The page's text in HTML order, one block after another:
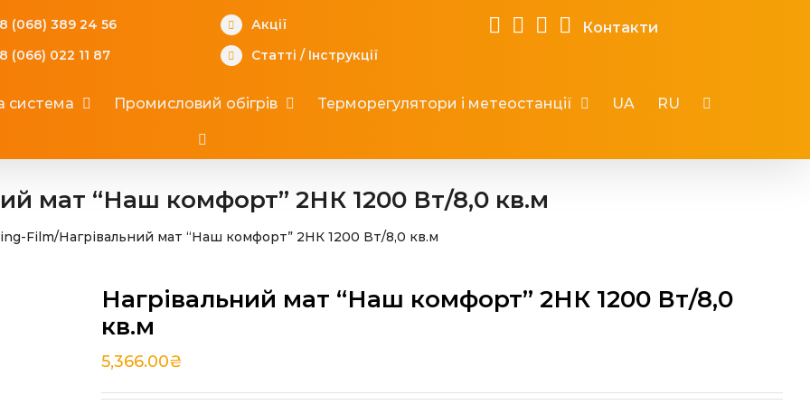
(068) 389 24 56
(066) 022 11 87
Акції
Статті / Інструкції
Контакти
система Промисловий обігрів Терморегулятори і метеостанції UA RU
мат “Наш комфорт” 2НК 1200 Вт/8,0 кв.м
Film/Нагрівальний мат “Наш комфорт” 2НК 1200 Вт/8,0 кв.м
Нагрівальний мат “Наш комфорт” 2НК 1200 Вт/8,0
кв.м
5,366.00₴